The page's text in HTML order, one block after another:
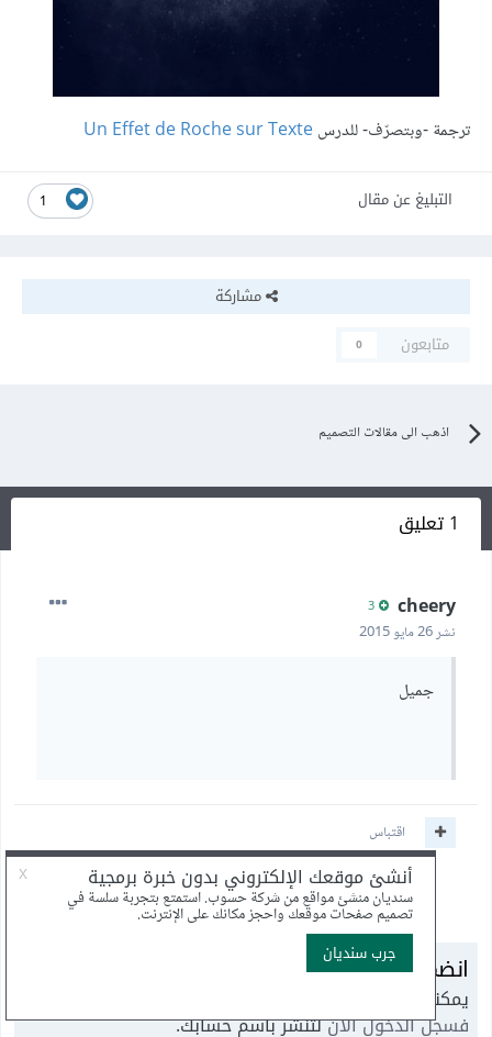
ترجمة -وبتصرّف- للدرسUn Effet de Roche sur Texte
1 التبليغ عن مقال
مشاركة
متابعون
0
اذهب الى مقالات التصميم
1 تعليق
cheery
نشر26 مايو 2015
جميل
اقتباس
انضم إلى النقاش
يمكنك أن تنشر الآن وتسجل لاحقًا. إذا كان لديك حساب،
فسجل الدخول الآنلتنشر باسم حسابك.